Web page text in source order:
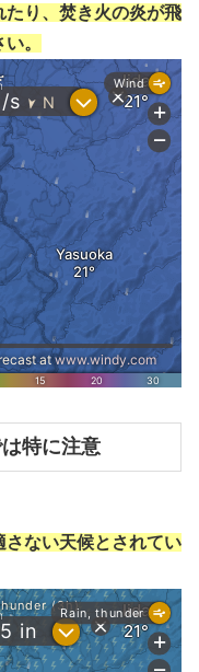
り、焚き火の炎が飛
。
特に注意
さない天候とされてい